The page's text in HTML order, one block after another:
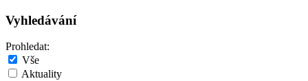
Vyhledávání
Prohledat:
Vše
Aktuality